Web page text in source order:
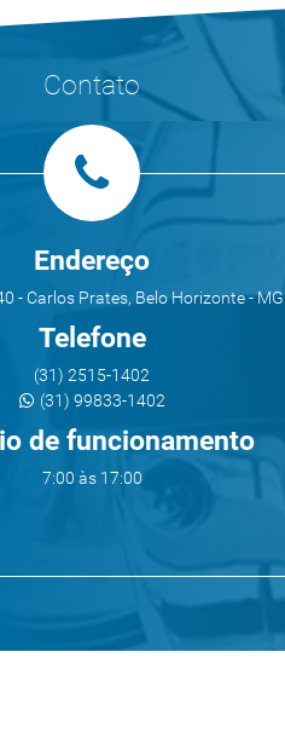
Contato
Endereço
- Carlos Prates, Belo Horizonte - MG
Telefone
(31) 2515-1402
(31) 99833-1402
de funcionamento
7:00 às 17:00